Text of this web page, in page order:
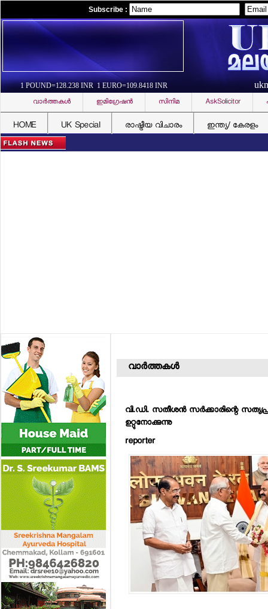
Subscribe :
1 POUND=128.238 INR 1 EURO=109.8418 INR
വാര്‍ത്തകള്‍ ഇമിഗ്രേഷന്‍ സിനിമ AskSolicitor
HOME UK Special രാഷ്ട്രീയ വിചാരം ഇന്ത്യ/ കേരളം
വാര്‍ത്തകള്‍
വി.ഡി. സതീശന്‍ സര്‍ക്കാരിന്റെ
ഉറ്റുനോക്കുന്നു
reporter